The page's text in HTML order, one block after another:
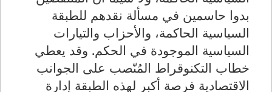
بدوا حاسمين في مسألة نقدهم للطبقة
السياسية الحاكمة، والأحزاب والتيارات
السياسية الموجودة في الحكم. وقد يعطي
خطاب التكنوقراط المُنّصب على الجوانب
الاقتصادية فرصة أكبر لهذه الطبقة إدارة